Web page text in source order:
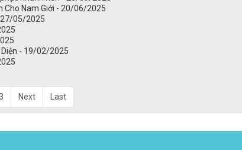
Cho Nam Giới - 20/06/2025
27/05/2025
Diện - 19/02/2025
Next Last